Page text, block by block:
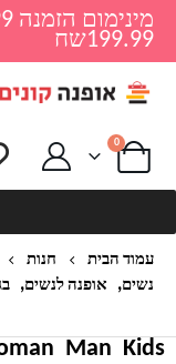
199.99שח
0
עמוד הבית
חנות
נשים, אופנה לנשים,
Kids
Man